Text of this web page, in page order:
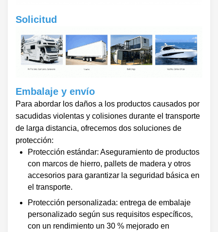
Solicitud
Embalaje y envío
Para abordar los daños a los productos causados ​​por
sacudidas violentas y colisiones durante el transporte
de larga distancia, ofrecemos dos soluciones de
protección:
Protección estándar: Aseguramiento de productos
con marcos de hierro, pallets de madera y otros
accesorios para garantizar la seguridad básica en
el transporte.
Protección personalizada: entrega de embalaje
personalizado según sus requisitos específicos,
con un rendimiento un 30 % mejorado en